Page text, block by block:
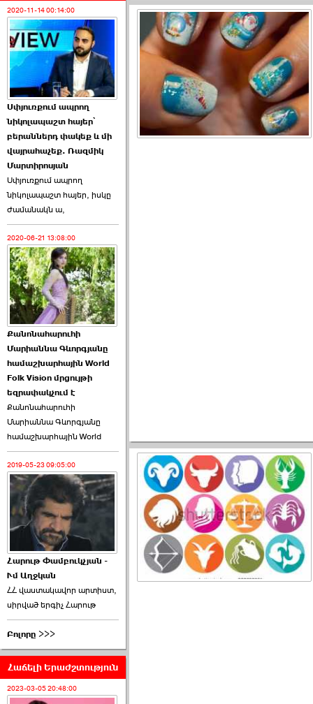
2026-07-01 00:52:00
ՍԴ-ն հուլիսի 1-ին
կհեռանա ›››
2026-07-01 00:08:00
Աննա Վարդապետյանն
ուղերձ է հղել ›››
2026-06-25 23:21:00
Պաշտոնակռիվը սկսված
է. «Հրապարակ» ›››
2026-06-25 17:13:00
ԱԺ նախագահի
թեկնածու է ընտրվել
Ռուբեն Ռուբինյանը ›››
2026-06-23 21:28:00
«Ժողովուրդ»-ը
հերթական ›››
2020-11-14 00:14:00
Սփյուռքում ապրող
նիկոլապաշտ հայեր՝
բերաններդ փակեք և մի
վայրահաչեք. Ռազմիկ
Մարտիրոսյան
Սփյուռքում ապրող
նիկոլապաշտ հայեր, իսկը
ժամանակն ա,
2020-06-21 13:08:00
Քանոնահարուհի
Մարիաննա Գևորգյանը
համաշխարհային World
Folk Vision մրցույթի
եզրափակչում է
Քանոնահարուհի
Մարիաննա Գևորգյանը
համաշխարհային World
2019-05-23 09:05:00
Հարութ Փամբուկչյան -
Ւմ Աղջկան
ՀՀ վաստակավոր արտիստ,
սիրված երգիչ Հարութ
Բոլորը >>>
Հաճելի Երաժշտություն
2023-03-05 20:48:00